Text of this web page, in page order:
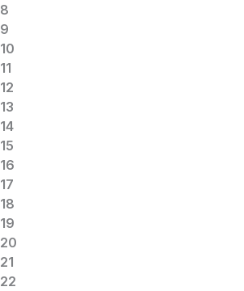
8
9
10
11
12
13
14
15
16
17
18
19
20
21
22